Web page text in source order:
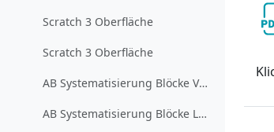
Scratch 3 Oberfläche
Scratch 3 Oberfläche
AB Systematisierung Blöcke Vorgabe
AB Systematisierung Blöcke Lösung